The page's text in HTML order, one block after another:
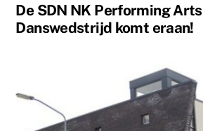
De SDN NK Performing Arts
Danswedstrijd komt eraan!